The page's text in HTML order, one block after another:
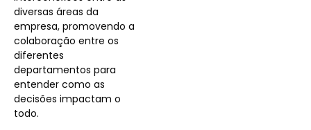
diversas áreas da
empresa, promovendo a
colaboração entre os
diferentes
departamentos para
entender como as
decisões impactam o
todo.